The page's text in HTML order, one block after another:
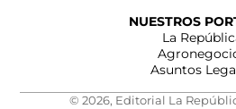
NUESTROS
La
Asuntos
© 2026, Editorial La